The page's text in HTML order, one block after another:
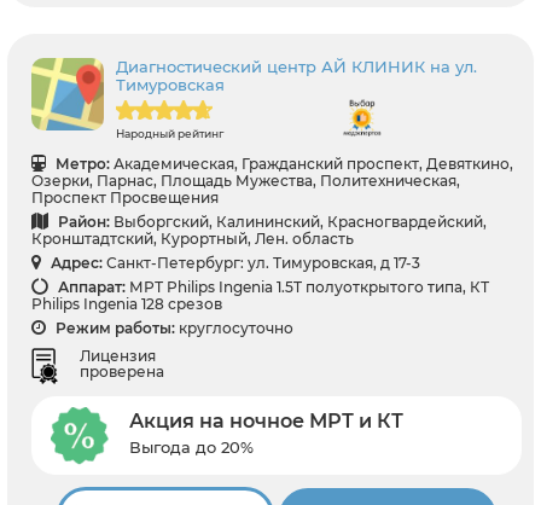
Диагностический центр АЙ КЛИНИК на ул.
Тимуровская
Народный рейтинг
Метро: Академическая, Гражданский проспект, Девяткино,
Озерки, Парнас, Площадь Мужества, Политехническая,
Проспект Просвещения
Район: Выборгский, Калининский, Красногвардейский,
Кронштадтский, Курортный, Лен. область
Адрес: Санкт-Петербург: ул. Тимуровская, д 17-3
Аппарат: МРТ Philips Ingenia 1.5T полуоткрытого типа, КТ
Philips Ingenia 128 срезов
Режим работы: круглосуточно
Лицензия
проверена
Акция на ночное МРТ и КТ
Выгода до 20%